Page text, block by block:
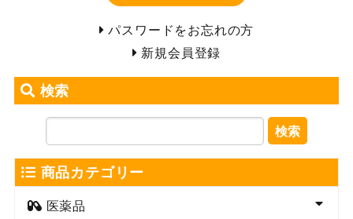
パスワードをお忘れの方
新規会員登録
検索
検索
商品カテゴリー
医薬品